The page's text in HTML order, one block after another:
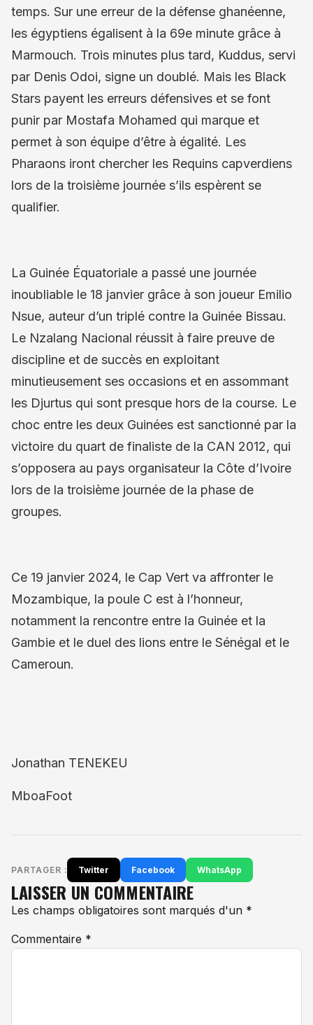
temps. Sur une erreur de la défense ghanéenne,
les égyptiens égalisent à la 69e minute grâce à
Marmouch. Trois minutes plus tard, Kuddus, servi
par Denis Odoi, signe un doublé. Mais les Black
Stars payent les erreurs défensives et se font
punir par Mostafa Mohamed qui marque et
permet à son équipe d’être à égalité. Les
Pharaons iront chercher les Requins capverdiens
lors de la troisième journée s’ils espèrent se
qualifier.
La Guinée Équatoriale a passé une journée
inoubliable le 18 janvier grâce à son joueur Emilio
Nsue, auteur d’un triplé contre la Guinée Bissau.
Le Nzalang Nacional réussit à faire preuve de
discipline et de succès en exploitant
minutieusement ses occasions et en assommant
les Djurtus qui sont presque hors de la course. Le
choc entre les deux Guinées est sanctionné par la
victoire du quart de finaliste de la CAN 2012, qui
s’opposera au pays organisateur la Côte d’Ivoire
lors de la troisième journée de la phase de
groupes.
Ce 19 janvier 2024, le Cap Vert va affronter le
Mozambique, la poule C est à l’honneur,
notamment la rencontre entre la Guinée et la
Gambie et le duel des lions entre le Sénégal et le
Cameroun.
Jonathan TENEKEU
MboaFoot
PARTAGER : Twitter Facebook WhatsApp
LAISSER UN COMMENTAIRE
Les champs obligatoires sont marqués d'un *
Commentaire *